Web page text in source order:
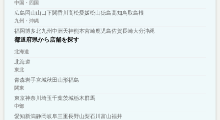
中国・四国
広島 岡山山口下関香川 高松愛媛松山徳島高知鳥取島根
九州・沖縄
福岡博多北九州中洲 天神熊本宮崎鹿児島佐賀長崎大分沖縄
都道府県から店舗を探す
北海道
北海道
東北
青森岩手宮城秋田 山形福島
関東
東京神奈川 埼玉千葉茨城栃木群馬
中部
愛知新潟静岡岐阜三重長野山梨石川 富山福井